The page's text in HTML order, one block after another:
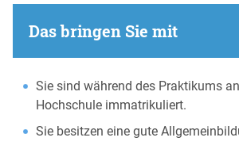
Das bringen Sie mit
Sie sind während des Praktikums
Hochschule immatrikuliert.
Sie besitzen eine gute